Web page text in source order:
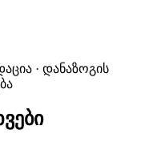
· დანაზოგის